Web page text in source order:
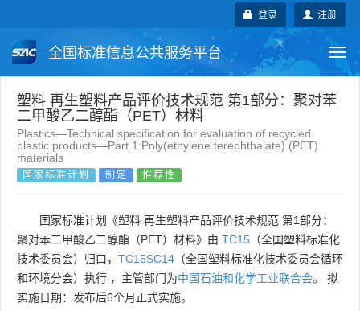
注册
登录
全国标准信息公共服务平台
国家标准 行业标准 地方标准
团体标准 企业标准 国际标准
国外标准 技术委员会
塑料 再生塑料产品评价技术规范 第1部分：聚对苯
二甲酸乙二醇酯（PET）材料
Plastics—Technical specification for evaluation of recycled
plastic products—Part 1:Poly(ethylene terephthalate) (PET)
materials
国家标准计划 制定 推荐性
国家标准计划《塑料 再生塑料产品评价技术规范 第1部分：
聚对苯二甲酸乙二醇酯（PET）材料》由 TC15 （全国塑料标准化
技术委员会）归口， TC15SC14 （全国塑料标准化技术委员会循环
和环境分会）执行 ，主管部门为中国石油和化学工业联合会。 拟
实施日期：发布后6个月正式实施。